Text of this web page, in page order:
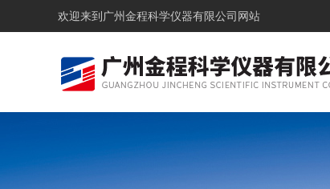
欢迎来到 广州金程科学仪器有限公司网站